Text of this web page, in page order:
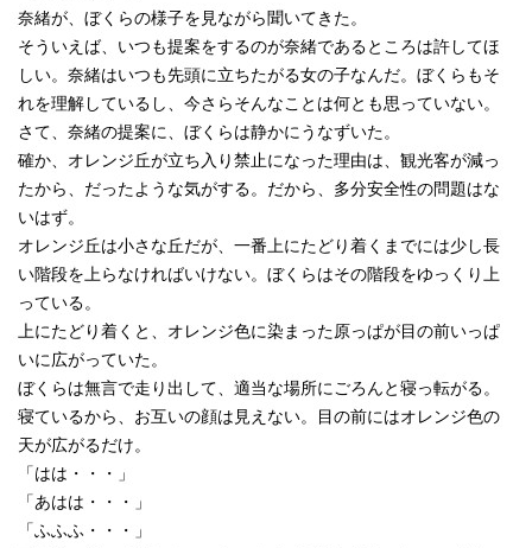
奈緒が、ぼくらの様子を見ながら聞いてきた。
そういえば、いつも提案をするのが奈緒であるところは許してほ
しい。奈緒はいつも先頭に立ちたがる女の子なんだ。ぼくらもそ
れを理解しているし、今さらそんなことは何とも思っていない。
さて、奈緒の提案に、ぼくらは静かにうなずいた。
確か、オレンジ丘が立ち入り禁止になった理由は、観光客が減っ
たから、だったような気がする。だから、多分安全性の問題はな
いはず。
オレンジ丘は小さな丘だが、一番上にたどり着くまでには少し長
い階段を上らなければいけない。ぼくらはその階段をゆっくり上
っている。
上にたどり着くと、オレンジ色に染まった原っぱが目の前いっぱ
いに広がっていた。
ぼくらは無言で走り出して、適当な場所にごろんと寝っ転がる。
寝ているから、お互いの顔は見えない。目の前にはオレンジ色の
天が広がるだけ。
「はは・・・」
「あはは・・・」
「ふふふ・・・」